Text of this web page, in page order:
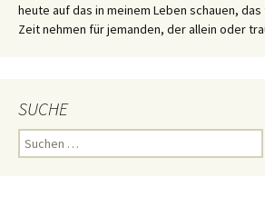
heute auf das in meinem Leben schauen,
Zeit nehmen für jemanden, der allein oder
SUCHE
Suchen
nach: